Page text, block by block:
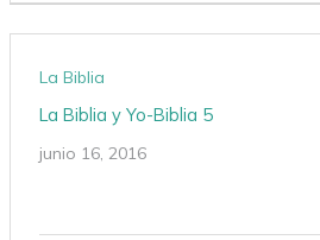
La Biblia
La Biblia y Yo-Biblia 5
junio 16, 2016